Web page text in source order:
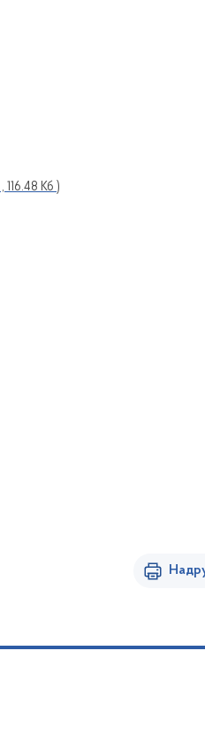
116.48 Кб )